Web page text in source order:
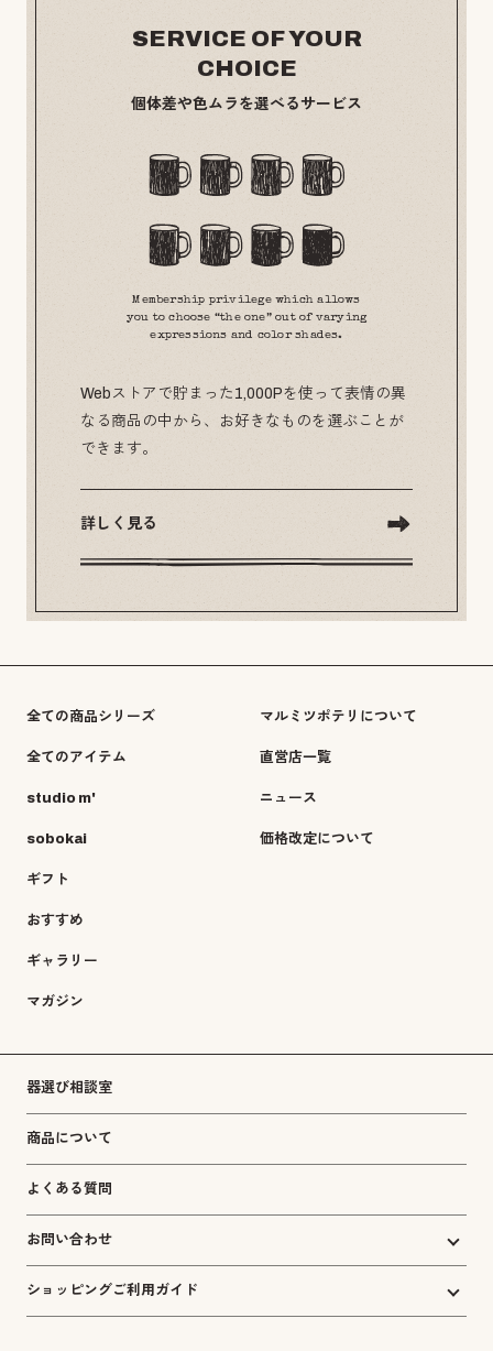
SERVICE OF YOUR
CHOICE
個体差や色ムラを選べるサービス
Membership privilege which allows
you to choose “the one” out of varying
expressions and color shades.
Webストアで貯まった1,000Pを使って表情の異
なる商品の中から、お好きなものを選ぶことが
できます。
詳しく見る
全ての商品シリーズ
全てのアイテム
studio m'
sobokai
ギフト
おすすめ
ギャラリー
マガジン
マルミツポテリについて
直営店一覧
ニュース
価格改定について
器選び相談室
商品について
よくある質問
お問い合わせ
ショッピングご利用ガイド